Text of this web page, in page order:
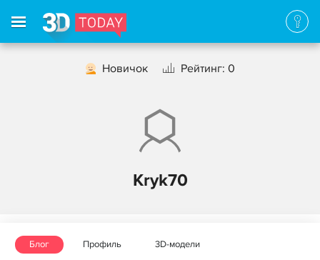
Новичок Рейтинг: 0
Kryk70
Блог Профиль 3D-модели